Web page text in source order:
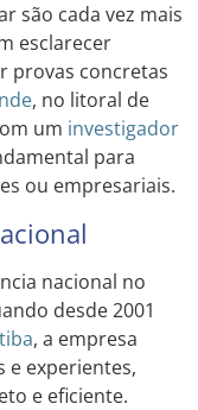
são cada vez mais
esclarecer
provas concretas
, no litoral de
um investigador
para
ou empresariais.
nacional no
desde 2001
, a empresa
e experientes,
e eficiente.